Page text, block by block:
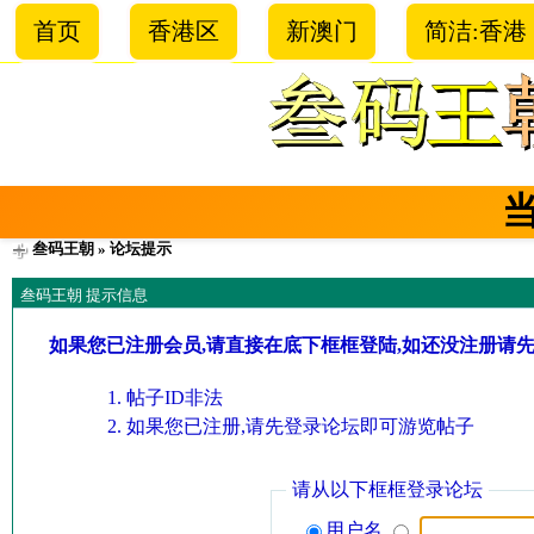
首页 香港区 新澳门 简洁:香港
叁码王朝 » 论坛提示
叁码王朝 提示信息
如果您已注册会员,请直接在底下框框登陆,如还没注册请
帖子ID非法
如果您已注册,请先登录论坛即可游览帖子
请从以下框框登录论坛
用户名